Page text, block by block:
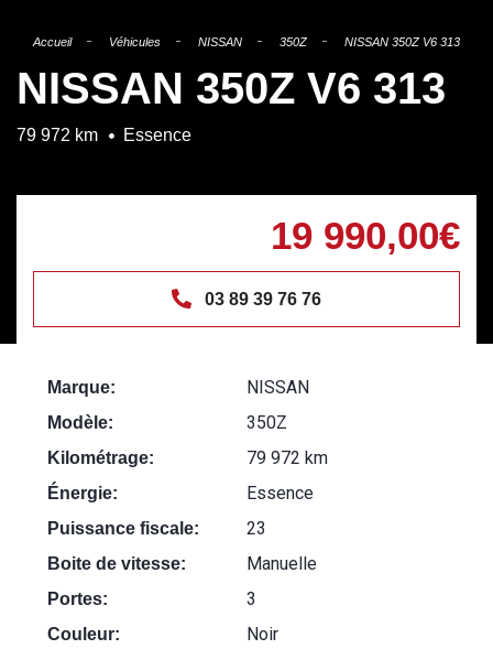
Accueil Véhicules NISSAN 350Z NISSAN 350Z V6 313
NISSAN 350Z V6 313
79 972 km Essence
19 990,00€
03 89 39 76 76
Marque: NISSAN
Modèle: 350Z
Kilométrage: 79 972 km
Énergie: Essence
Puissance fiscale: 23
Boite de vitesse: Manuelle
Portes: 3
Couleur: Noir